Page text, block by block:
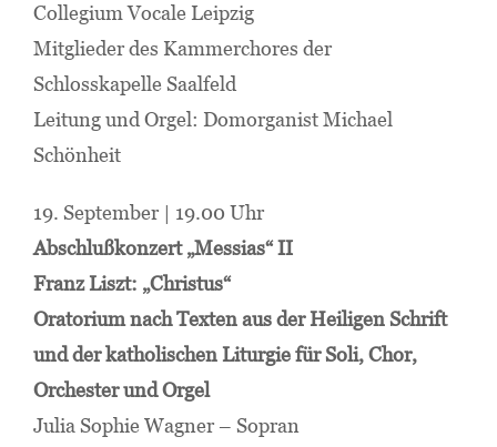
Collegium Vocale Leipzig
Mitglieder des Kammerchores der
Schlosskapelle Saalfeld
Leitung und Orgel: Domorganist Michael
Schönheit
19. September | 19.00 Uhr
Abschlußkonzert „Messias“ II
Franz Liszt: „Christus“
Oratorium nach Texten aus der Heiligen Schrift
und der katholischen Liturgie für Soli, Chor,
Orchester und Orgel
Julia Sophie Wagner – Sopran